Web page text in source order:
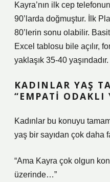
Kayra’nın ilk cep
90’larda doğmuştur. İlk
80’lerin sonu olabilir.
Excel tablosu bile açılır,
yaklaşık 35-40
KADINLAR YAŞ
“EMPATI ODAKLI
Kadınlar bu konuyu
yaş bir sayıdan çok daha
“Ama Kayra çok olgun
üzerinde…”